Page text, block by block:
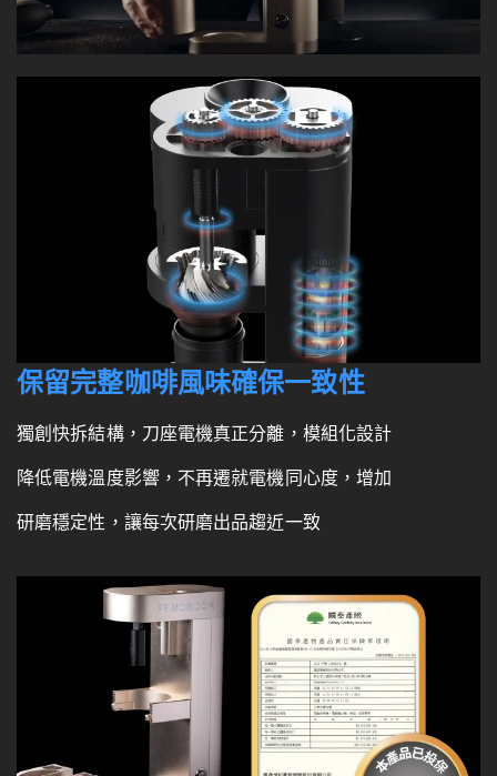
保留完整咖啡風味確保一致性
獨創快拆結構，刀座電機真正分離，模組化設計
降低電機溫度影響，不再遷就電機同心度，增加
研磨穩定性，讓每次研磨出品趨近一致